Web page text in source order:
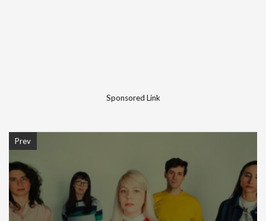
Sponsored Link
Prev